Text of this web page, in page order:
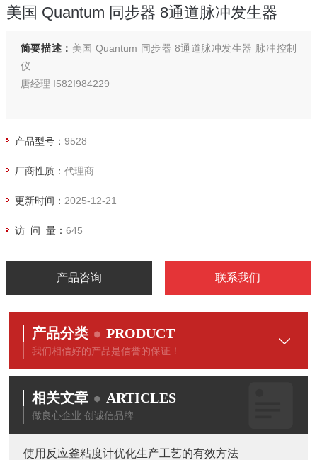
美国 Quantum 同步器 8通道脉冲发生器
简要描述： 美国 Quantum 同步器 8通道脉冲发生器 脉冲控制
仪
唐经理 I582I984229
产品型号： 9528
厂商性质： 代理商
更新时间： 2025-12-21
访 问 量： 645
产品咨询 联系我们
产品分类 PRODUCT
我们相信好的产品是信誉的保证！
相关文章 ARTICLES
做良心企业 创诚信品牌
使用反应釜粘度计优化生产工艺的有效方法